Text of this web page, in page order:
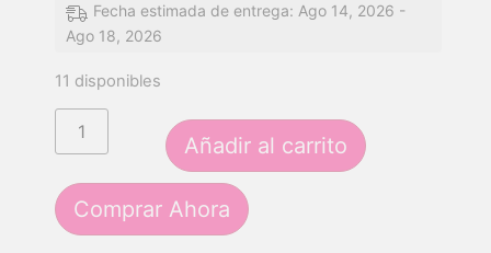
Fecha estimada de entrega: Ago 14, 2026 -
Ago 18, 2026
11 disponibles
Añadir al carrito
Comprar Ahora